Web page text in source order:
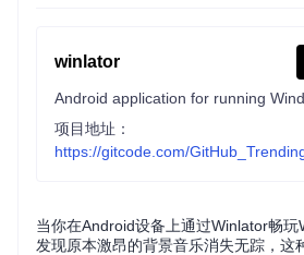
winlator
项目地址：
https://gitcode.com/
当你在Android设备上通过Winlator畅
发现原本激昂的背景音乐消失无踪，这